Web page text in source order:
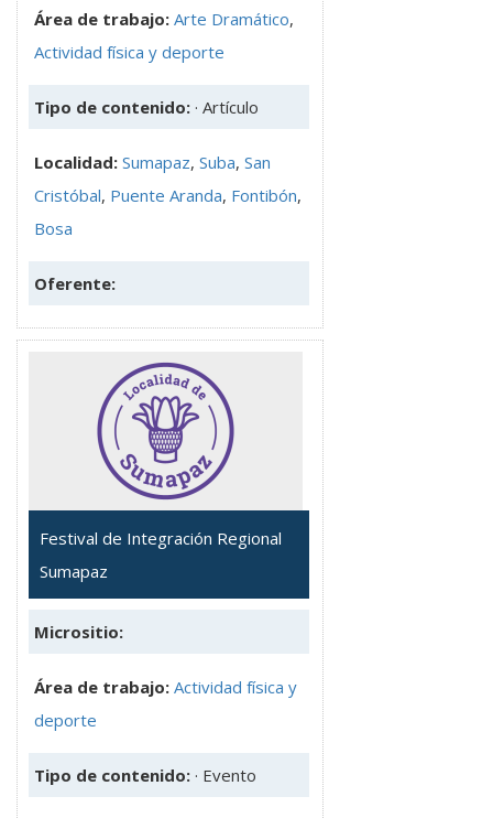
Área de trabajo: Arte Dramático,
Actividad física y deporte
Tipo de contenido: · Artículo
Localidad: Sumapaz, Suba, San
Cristóbal, Puente Aranda, Fontibón,
Bosa
Oferente:
Festival de Integración Regional
Sumapaz
Micrositio:
Área de trabajo: Actividad física y
deporte
Tipo de contenido: · Evento